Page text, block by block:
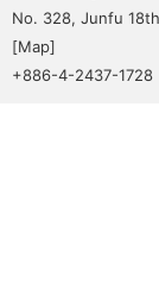
No. 328, Junfu
[Map]
+886-4-2437-1728